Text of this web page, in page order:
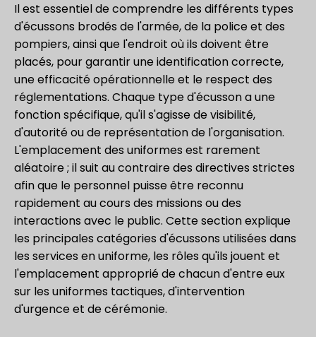
Il est essentiel de comprendre les différents types
d'écussons brodés de l'armée, de la police et des
pompiers, ainsi que l'endroit où ils doivent être
placés, pour garantir une identification correcte,
une efficacité opérationnelle et le respect des
réglementations. Chaque type d'écusson a une
fonction spécifique, qu'il s'agisse de visibilité,
d'autorité ou de représentation de l'organisation.
L'emplacement des uniformes est rarement
aléatoire ; il suit au contraire des directives strictes
afin que le personnel puisse être reconnu
rapidement au cours des missions ou des
interactions avec le public. Cette section explique
les principales catégories d'écussons utilisées dans
les services en uniforme, les rôles qu'ils jouent et
l'emplacement approprié de chacun d'entre eux
sur les uniformes tactiques, d'intervention
d'urgence et de cérémonie.